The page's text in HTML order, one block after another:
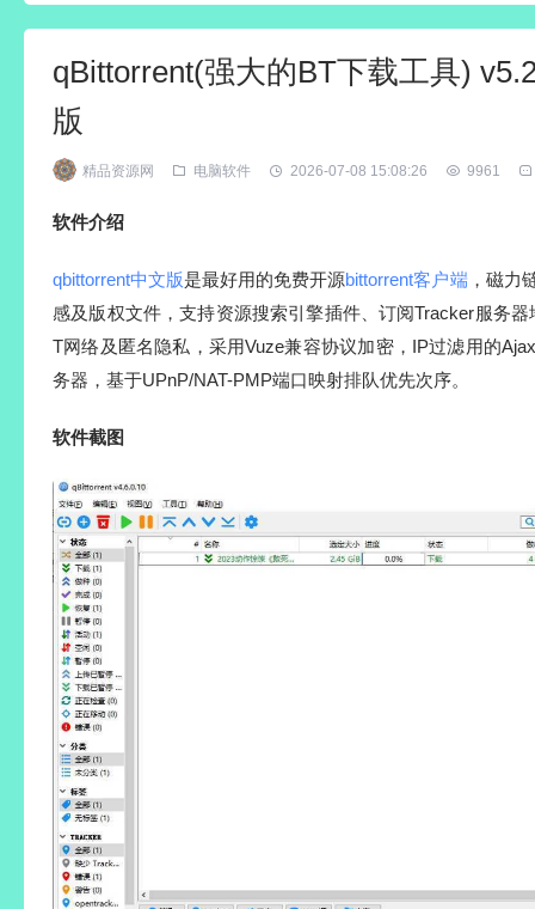
qBittorrent(强大的BT下载工具)
版
精品资源网 电脑软件 2026-07-08 15:08:26 9961
软件介绍
qbittorrent中文版是最好用的免费开源bittorrent客户端 ，磁力
感及版权文件，支持资源搜索引擎插件、订阅Tracker服务
T网络及匿名隐私，采用Vuze兼容协议加密，IP过滤用的
务器，基于UPnP/NAT-PMP端口映射排队优先次序。
软件截图